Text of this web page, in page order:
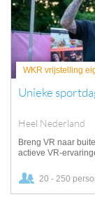
WKR vrijstelling
Unieke
Heel Nederland
Breng VR naar
actieve VR-
20 - 250